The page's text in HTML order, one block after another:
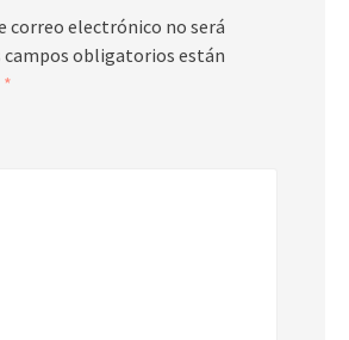
correo electrónico no será
campos obligatorios están
*